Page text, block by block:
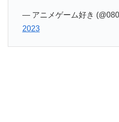
— アニメゲーム好き
2023